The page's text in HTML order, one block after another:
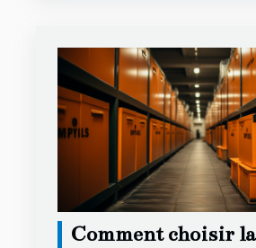
Comment choisir la